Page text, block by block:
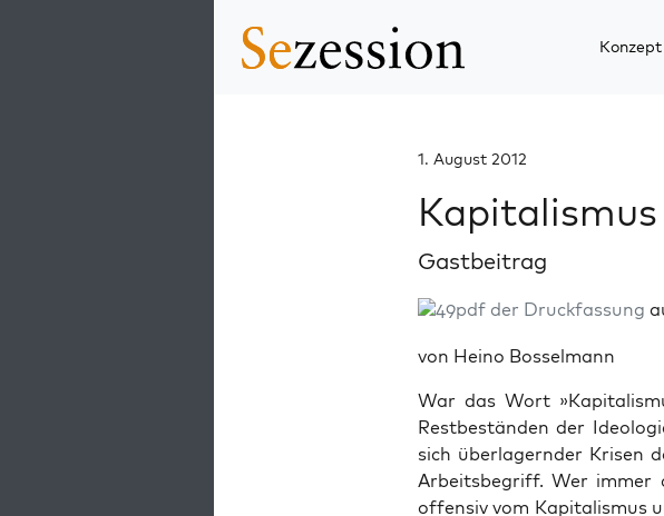
Konzept
1. August 2012
Gastbeitrag
pdf der Druckfassung
von Heino Bosselmann
War das Wort
Restbeständen der
sich überlagernder Krisen
Arbeitsbegriff. Wer
offensiv vom Kapitalismus